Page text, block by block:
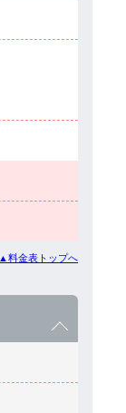
▲料金表トップへ